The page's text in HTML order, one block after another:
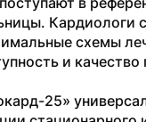
Кардиологи
схемы
и
25»